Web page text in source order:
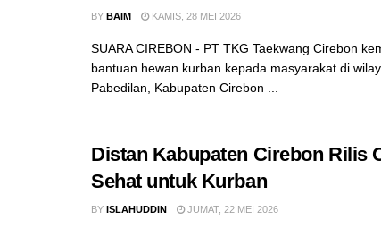
BY BAIM KAMIS, 28 MEI 2026
SUARA CIREBON - PT TKG Taekwang Cirebon
bantuan hewan kurban kepada masyarakat di
Pabedilan, Kabupaten Cirebon ...
Distan Kabupaten Cirebon Rilis
Sehat untuk Kurban
BY ISLAHUDDIN JUMAT, 22 MEI 2026